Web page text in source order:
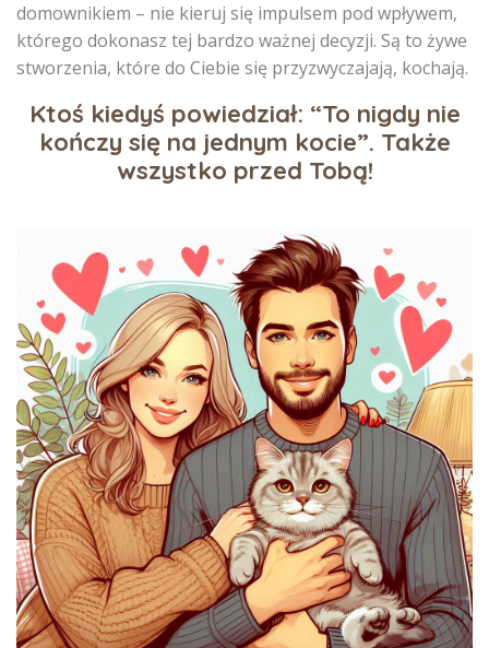
domownikiem – nie kieruj się impulsem pod wpływem,
którego dokonasz tej bardzo ważnej decyzji. Są to żywe
stworzenia, które do Ciebie się przyzwyczajają, kochają.
Ktoś kiedyś powiedział: “To nigdy nie
kończy się na jednym kocie”. Także
wszystko przed Tobą!